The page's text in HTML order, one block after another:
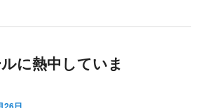
に熱中していま